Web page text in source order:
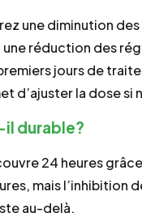
une diminution
une réduction des
jours de
d’ajuster la dose si
durable?
24 heures
mais l’inhibition
au-delà.